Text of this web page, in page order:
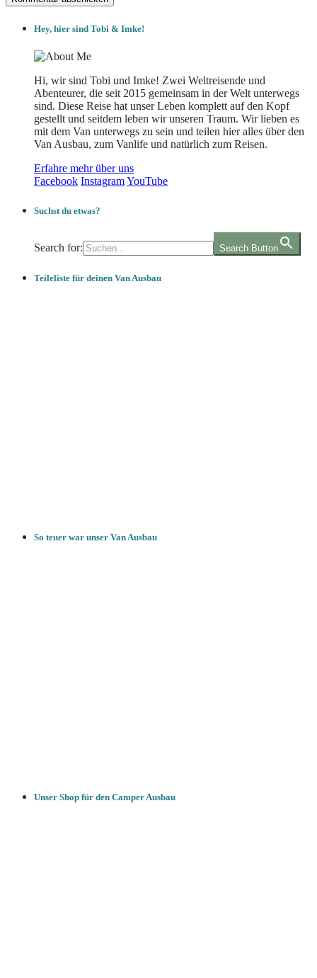
Hey, hier sind Tobi & Imke!
Hi, wir sind Tobi und Imke! Zwei Weltreisende und
Abenteurer, die seit 2015 gemeinsam in der Welt unterwegs
sind. Diese Reise hat unser Leben komplett auf den Kopf
gestellt und seitdem leben wir unseren Traum. Wir lieben es
mit dem Van unterwegs zu sein und teilen hier alles über den
Van Ausbau, zum Vanlife und natürlich zum Reisen.
Erfahre mehr über uns
Facebook InstagramYouTube
Suchst du etwas?
Search for: Search Button
Teileliste für deinen Van Ausbau
So teuer war unser Van Ausbau
Unser Shop für den Camper Ausbau